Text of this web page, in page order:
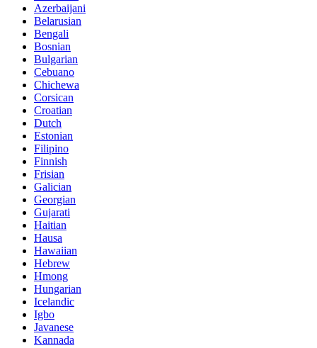
Azerbaijani
Belarusian
Bengali
Bosnian
Bulgarian
Cebuano
Chichewa
Corsican
Croatian
Dutch
Estonian
Filipino
Finnish
Frisian
Galician
Georgian
Gujarati
Haitian
Hausa
Hawaiian
Hebrew
Hmong
Hungarian
Icelandic
Igbo
Javanese
Kannada